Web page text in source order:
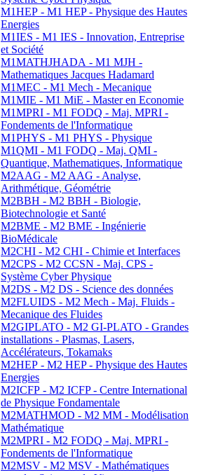
M1HEP - M1 HEP - Physique des Hautes
Energies
M1IES - M1 IES - Innovation, Entreprise
et Société
M1MATHJHADA - M1 MJH -
Mathematiques Jacques Hadamard
M1MEC - M1 Mech - Mecanique
M1MIE - M1 MiE - Master en Economie
M1MPRI - M1 FODQ - Maj. MPRI -
Fondements de l'Informatique
M1PHYS - M1 PHYS - Physique
M1QMI - M1 FODQ - Maj. QMI -
Quantique, Mathematiques, Informatique
M2AAG - M2 AAG - Analyse,
Arithmétique, Géométrie
M2BBH - M2 BBH - Biologie,
Biotechnologie et Santé
M2BME - M2 BME - Ingénierie
BioMédicale
M2CHI - M2 CHI - Chimie et Interfaces
M2CPS - M2 CCSN - Maj. CPS -
Système Cyber Physique
M2DS - M2 DS - Science des données
M2FLUIDS - M2 Mech - Maj. Fluids -
Mecanique des Fluides
M2GIPLATO - M2 GI-PLATO - Grandes
installations - Plasmas, Lasers,
Accélérateurs, Tokamaks
M2HEP - M2 HEP - Physique des Hautes
Energies
M2ICFP - M2 ICFP - Centre International
de Physique Fondamentale
M2MATHMOD - M2 MM - Modélisation
Mathématique
M2MPRI - M2 FODQ - Maj. MPRI -
Fondements de l'Informatique
M2MSV - M2 MSV - Mathématiques